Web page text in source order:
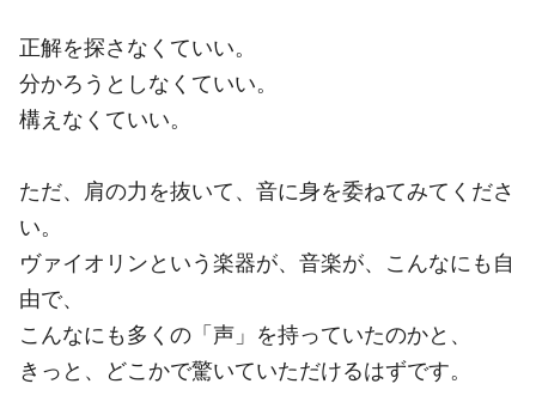
正解を探さなくていい。
分かろうとしなくていい。
構えなくていい。
ただ、肩の力を抜いて、音に身を委ねてみてくださ
い。
ヴァイオリンという楽器が、音楽が、こんなにも自
由で、
こんなにも多くの「声」を持っていたのかと、
きっと、どこかで驚いていただけるはずです。